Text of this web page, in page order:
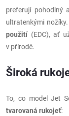
preferují pohodlný
ultratenkými
použití (EDC), ať
v přírodě.
Široká
To, co model Jet
tvarovaná rukojeť: